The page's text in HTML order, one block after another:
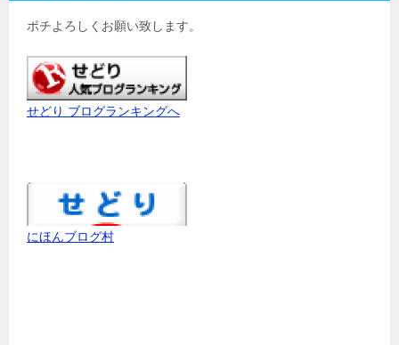
ポチよろしくお願い致します。
せどり ブログランキングへ
にほんブログ村